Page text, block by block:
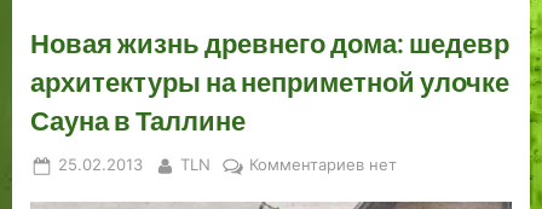
Новая жизнь древнего дома: шедевр
архитектуры на неприметной улочке
Сауна в Таллине
Posted
25.02.2013 By
TLN Комментариевкнет